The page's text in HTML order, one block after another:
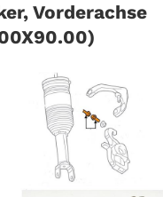
Vorderachse